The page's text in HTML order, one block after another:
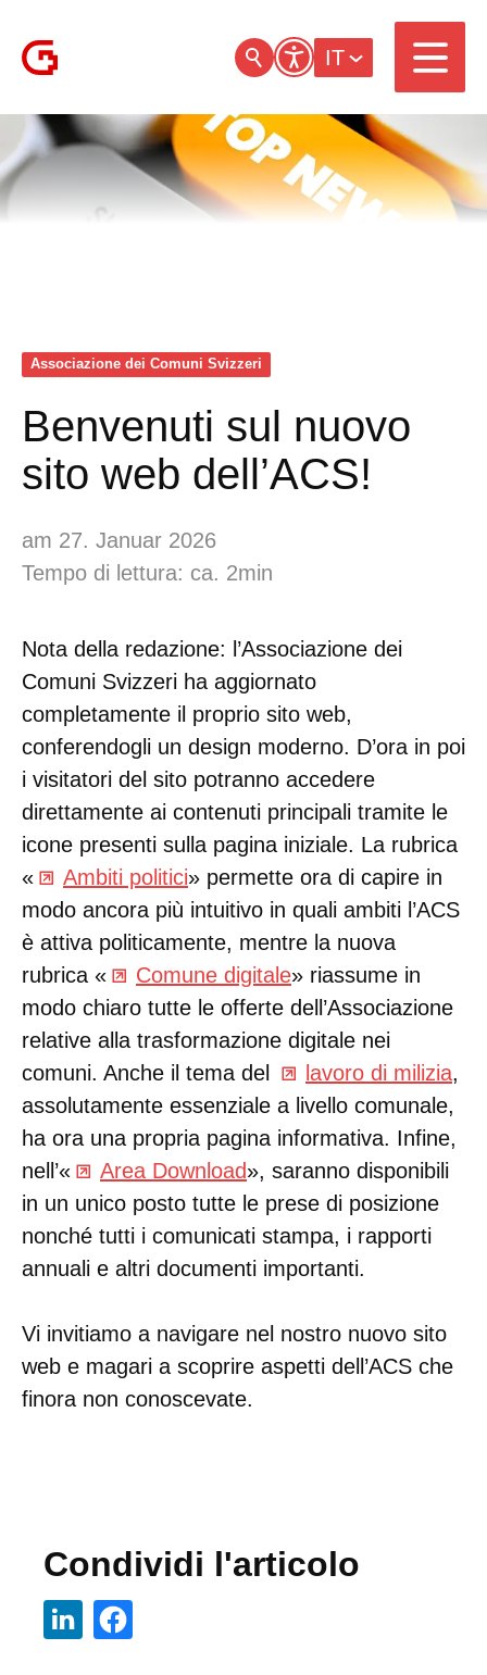
IT
Associazione dei Comuni Svizzeri
Benvenuti sul nuovo
sito web dell’ACS!
am 27. Januar 2026
Tempo di lettura: ca. 2min
Nota della redazione: l’Associazione dei
Comuni Svizzeri ha aggiornato
completamente il proprio sito web,
conferendogli un design moderno. D’ora in poi
i visitatori del sito potranno accedere
direttamente ai contenuti principali tramite le
icone presenti sulla pagina iniziale. La rubrica
«
Ambiti politici» permette ora di capire in
modo ancora più intuitivo in quali ambiti l’ACS
è attiva politicamente, mentre la nuova
rubrica «
Comune digitale» riassume in
modo chiaro tutte le offerte dell’Associazione
relative alla trasformazione digitale nei
comuni. Anche il tema del
lavoro di milizia,
assolutamente essenziale a livello comunale,
ha ora una propria pagina informativa. Infine,
nell’«
Area Download», saranno disponibili
in un unico posto tutte le prese di posizione
nonché tutti i comunicati stampa, i rapporti
annuali e altri documenti importanti.
Vi invitiamo a navigare nel nostro nuovo sito
web e magari a scoprire aspetti dell’ACS che
finora non conoscevate.
Condividi l'articolo